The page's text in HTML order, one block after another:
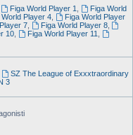
Figa World Player 1
Figa World
World Player 4,
Figa World Player
7, Figa World Player 8,
10, Figa World Player 11
SZ The League of Exxxtraordinary
3